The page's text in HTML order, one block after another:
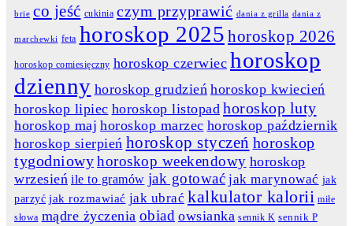
brie co jeść cukinia czym przyprawić dania z grilla dania z
marchewki feta horoskop 2025 horoskop 2026
horoskop comiesięczny horoskop czerwiec horoskop
dzienny horoskop grudzień horoskop kwiecień
horoskop lipiec horoskop listopad horoskop luty
horoskop maj horoskop marzec horoskop październik
horoskop sierpień horoskop styczeń horoskop
tygodniowyhoroskop weekendowy horoskop
wrzesień ile to gramów jak gotować jak marynować jak
parzyć jak rozmawiać jak ubrać kalkulator kalorii miłe
słowa mądre życzenia obiad owsianka sennik K sennik P